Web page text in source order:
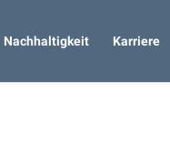
Nachhaltigkeit Karriere